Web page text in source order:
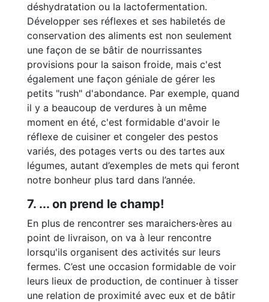
déshydratation ou la lactofermentation.
Développer ses réflexes et ses habiletés de
conservation des aliments est non seulement
une façon de se bâtir de nourrissantes
provisions pour la saison froide, mais c'est
également une façon géniale de gérer les
petits "rush" d'abondance. Par exemple, quand
il y a beaucoup de verdures à un même
moment en été, c'est formidable d'avoir le
réflexe de cuisiner et congeler des pestos
variés, des potages verts ou des tartes aux
légumes, autant d’exemples de mets qui feront
notre bonheur plus tard dans l’année.
7. ... on prend le champ!
En plus de rencontrer ses maraichers·ères au
point de livraison, on va à leur rencontre
lorsqu'ils organisent des activités sur leurs
fermes. C’est une occasion formidable de voir
leurs lieux de production, de continuer à tisser
une relation de proximité avec eux et de bâtir